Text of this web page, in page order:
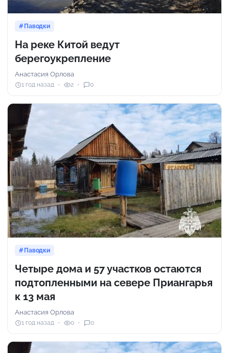
Паводки
На реке Китой ведут
берегоукрепление
Анастасия Орлова
1 год назад 2 0
Паводки
Четыре дома и 57 участков остаются
подтопленными на севере Приангарья
к 13 мая
Анастасия Орлова
1 год назад 0 0